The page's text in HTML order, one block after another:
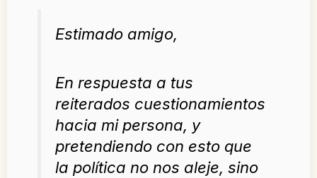
Estimado amigo,
En respuesta a tus
reiterados cuestionamientos
hacia mi persona, y
pretendiendo con esto que
la política no nos aleje, sino